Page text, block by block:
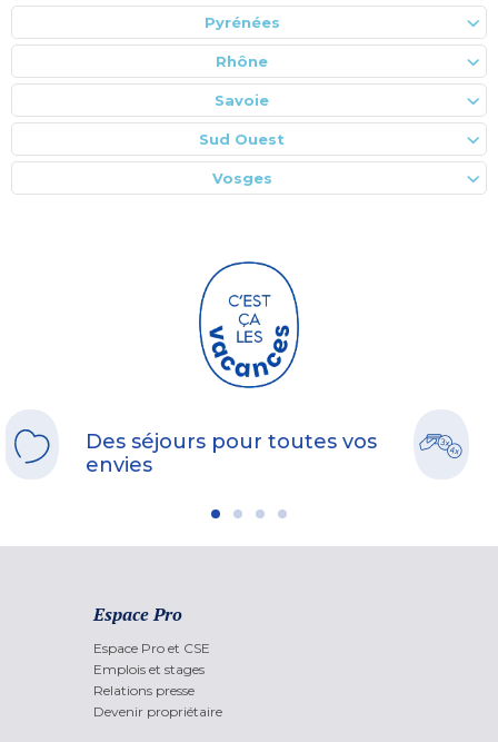
Pyrénées
Rhône
Savoie
Sud Ouest
Vosges
Des séjours pour toutes vos
envies
Espace Pro
Espace Pro et CSE
Emplois et stages
Relations presse
Devenir propriétaire